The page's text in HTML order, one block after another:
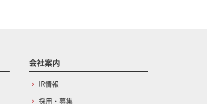
会社案内
IR情報
採用・募集